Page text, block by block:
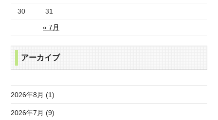
« 7月
30 31
アーカイブ
2026年8月 (1)
2026年7月 (9)